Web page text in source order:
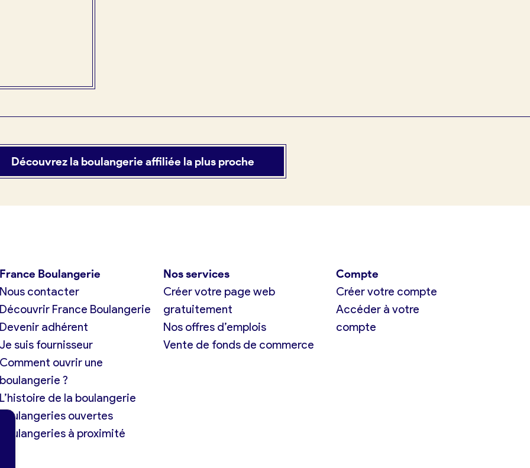
Découvrez la boulangerie affiliée la plus proche
France Boulangerie
contacter
Découvrir France Boulangerie
Devenir adhérent
Je suis fournisseur
Comment ouvrir une
boulangerie ?
L’histoire de la boulangerie
Boulangeries ouvertes
Boulangeries à proximité
Nos services
Créer votre page web
gratuitement
Nos offres d’emplois
Vente de fonds de commerce
Compte
Créer votre compte
Accéder à votre
compte